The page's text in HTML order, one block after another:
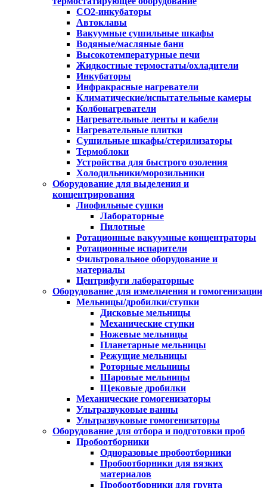
CO2-инкубаторы
Автоклавы
Вакуумные сушильные шкафы
Водяные/масляные бани
Высокотемпературные печи
Жидкостные термостаты/охладители
Инкубаторы
Инфракрасные нагреватели
Климатические/испытательные камеры
Колбонагреватели
Нагревательные ленты и кабели
Нагревательные плитки
Сушильные шкафы/стерилизаторы
Термоблоки
Устройства для быстрого озоления
Холодильники/морозильники
Оборудование для выделения и
концентрирования
Лиофильные сушки
Лабораторные
Пилотные
Ротационные вакуумные концентраторы
Ротационные испарители
Фильтровальное оборудование и
материалы
Центрифуги лабораторные
Оборудование для измельчения и гомогенизации
Мельницы/дробилки/ступки
Дисковые мельницы
Механические ступки
Ножевые мельницы
Планетарные мельницы
Режущие мельницы
Роторные мельницы
Шаровые мельницы
Щековые дробилки
Механические гомогенизаторы
Ультразвуковые ванны
Ультразвуковые гомогенизаторы
Оборудование для отбора и подготовки проб
Пробоотборники
Одноразовые пробоотборники
Пробоотборники для вязких
материалов
Пробоотборники для грунта